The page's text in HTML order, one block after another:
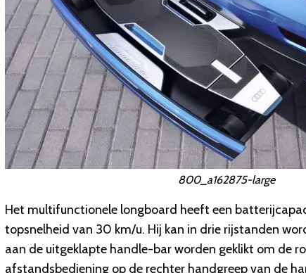
800_a162875-large
Het multifunctionele longboard heeft een
topsnelheid van 30 km/u. Hij kan in drie rijstanden
aan de uitgeklapte handle-bar worden geklikt om de
afstandsbediening op de rechter handgreep van de